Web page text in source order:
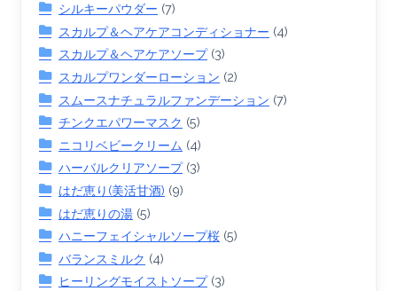
シルキーパウダー (7)
スカルプ＆ヘアケアコンディショナー (4)
スカルプ＆ヘアケアソープ(3)
スカルプワンダーローション (2)
スムースナチュラルファンデーション (7)
チンクエパワーマスク (5)
ニコリベビークリーム (4)
ハーバルクリアソープ(3)
はだ恵り(美活甘酒) (9)
はだ恵りの湯 (5)
ハニーフェイシャルソープ桜 (5)
バランスミルク (4)
ヒーリングモイストソープ(3)